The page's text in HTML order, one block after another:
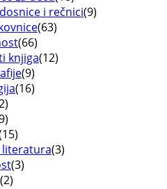
i rečnici(9)
(63)
(66)
knjiga(12)
(9)
(16)
literatura(3)
(3)
(2)